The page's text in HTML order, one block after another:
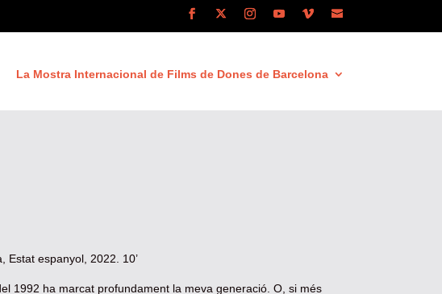
La Mostra Internacional de Films de Dones de Barcelona
Estat espanyol, 2022. 10’
1992 ha marcat profundament la meva generació. O, si més